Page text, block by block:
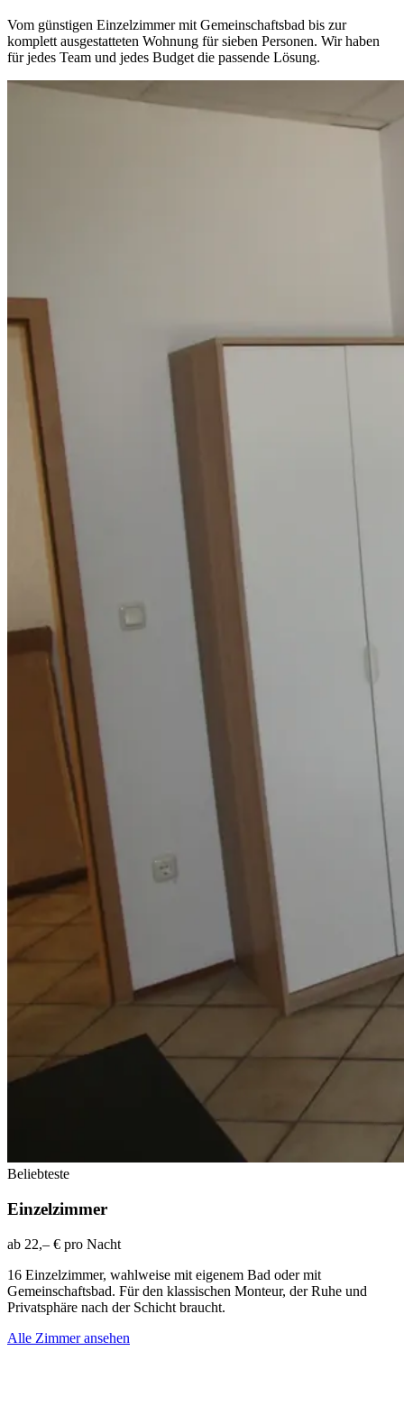
Vom günstigen Einzelzimmer mit Gemeinschaftsbad bis zur
komplett ausgestatteten Wohnung für sieben Personen. Wir haben
für jedes Team und jedes Budget die passende Lösung.
Beliebteste
Einzelzimmer
ab 22,– € pro Nacht
16 Einzelzimmer, wahlweise mit eigenem Bad oder mit
Gemeinschaftsbad. Für den klassischen Monteur, der Ruhe und
Privatsphäre nach der Schicht braucht.
Alle Zimmer ansehen